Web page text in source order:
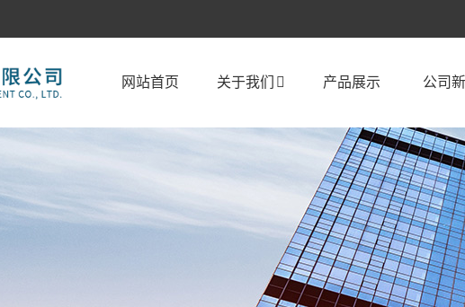
网站首页 关于我们 产品展示 公司